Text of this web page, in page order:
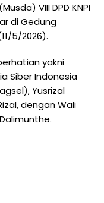
VIII DPD KNPI
di Gedung
5/2026).
yakni
Siber Indonesia
Yusrizal
dengan Wali